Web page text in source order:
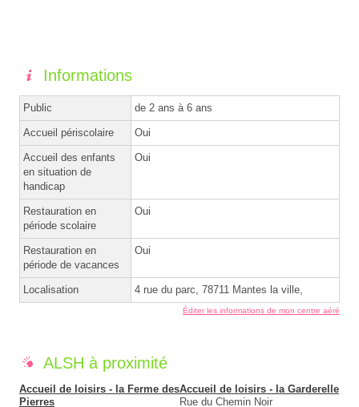
Informations
Public de 2 ans à 6 ans
Accueil périscolaire Oui
Accueil des enfants
en situation de
handicap
Oui
Restauration en
période scolaire
Oui
Restauration en
période de vacances
Oui
Localisation 4 rue du parc, 78711 Mantes la ville,
Éditer les informations de mon centre aéré
ALSH à proximité
Accueil de loisirs - la Ferme des
Pierres
Accueil de loisirs - la Garderelle
Rue du Chemin Noir